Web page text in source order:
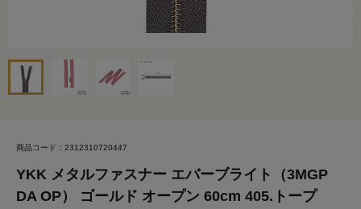
商品コード：2312310720447
YKK メタルファスナー エバーブライト（3MGP
DA OP） ゴールド オープン 60cm 405.トープ